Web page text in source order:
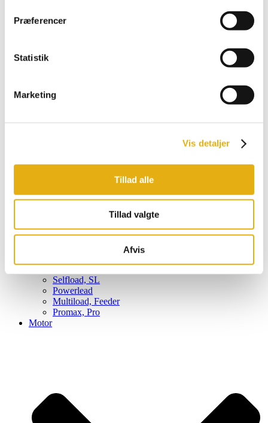
Præferencer
Statistik
Marketing
Vis detaljer
Tillad alle
Tillad valgte
Afvis
Selfload, SL
Powerlead
Multiload, Feeder
Promax, Pro
Motor